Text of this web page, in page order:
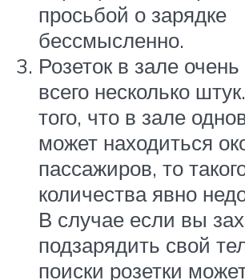
просьбой о зарядке
бессмысленно.
Розеток в зале
всего несколько
того, что в зале
может находиться
пассажиров, то
количества явно
В случае если вы
подзарядить свой
поиски розетки